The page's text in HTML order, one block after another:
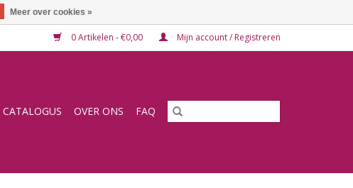
0 Artikelen - €0,00 Mijn account / Registreren
CATALOGUS OVER ONS FAQ
Meer over cookies »